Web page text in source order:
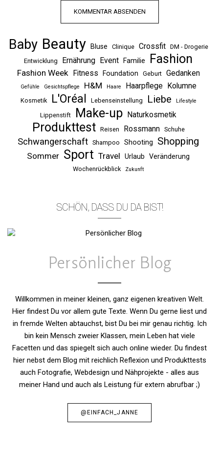
Baby Beauty Bluse Clinique Crossfit
DM - Drogerie
Entwicklung
Ernährung Event Familie Fashion
Fashion Week Fitness Foundation Geburt Gedanken
Gefühle Gesichtspflege H&M Haare Haarpflege Kolumne
Kosmetik L'Oréal Lebenseinstellung Liebe Lifestyle
Lippenstift Make-up Naturkosmetik
Produkttest Reisen Rossmann Schuhe
Schwangerschaft Shampoo Shooting Shopping
Sommer Sport Travel Urlaub Veränderung
Wochenrückblick Zukunft
SCHÖN, DASS DU DA BIST!
Persönlicher Blog
Willkommen in meiner kleinen, ganz eigenen kreativen Welt.
Hier findest Du vor allem gute Texte. Wenn Du gerne liest und
in fremde Welten abtauchst, bist Du bei mir genau richtig. Ich
bin kein Mensch zweier Klassen, mein Leben hat viele
Facetten und das spiegelt sich auch online wieder. Du findest
hier nebst dem Blog mit reichlich Reflexion und Produkttests
auch Fotografie, Webdesign und Nähprojekte - alles aus
meiner Hand und auch als Leistung für extern abrufbar ;)
@EINFACH_JANNE